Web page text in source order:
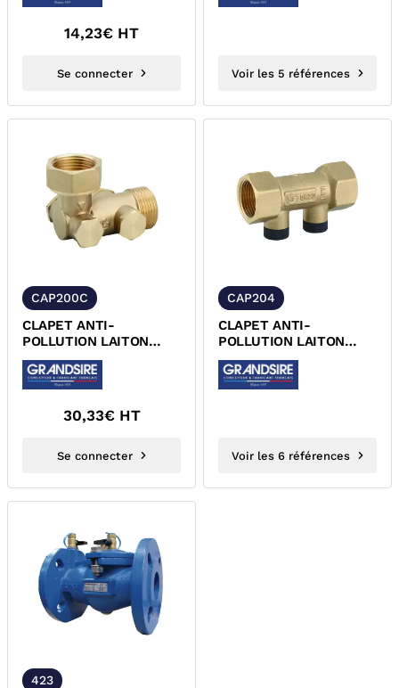
14,23€ HT
Se connecter Voir les 5 références
CAP200C
CLAPET ANTI-
POLLUTION LAITON
COUDE ECROU
TOURNANT NF ACS
30,33€ HT
Se connecter
CAP204
CLAPET ANTI-
POLLUTION LAITON
FEMELLE FEMELLE NF
ACS
Voir les 6 références
423